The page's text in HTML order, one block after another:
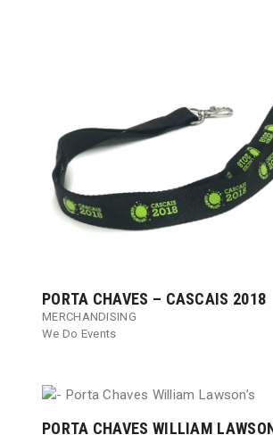
PORTA CHAVES – CASCAIS 2018
MERCHANDISING
We Do Events
PORTA CHAVES WILLIAM